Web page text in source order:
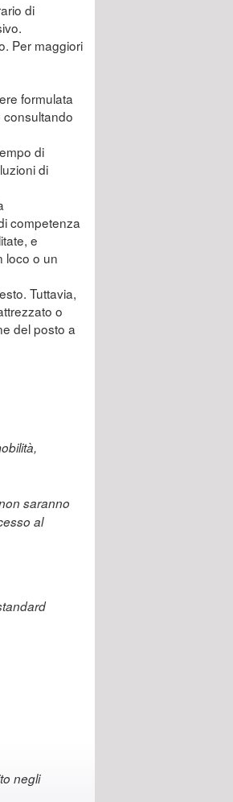
di
Per maggiori
formulata
consultando
di
di
competenza
e
loco o un
Tuttavia,
o
del posto a
saranno
al
negli